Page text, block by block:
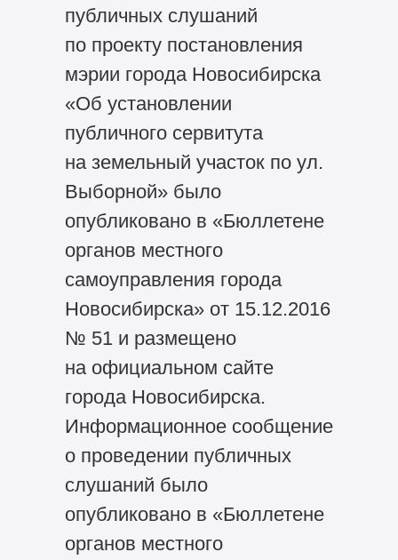
публичных слушаний
по проекту постановления
мэрии города Новосибирска
«Об установлении
публичного сервитута
на земельный участок по ул.
Выборной» было
опубликовано в «Бюллетене
органов местного
самоуправления города
Новосибирска» от 15.12.2016
№ 51 и размещено
на официальном сайте
города Новосибирска.
Информационное сообщение
о проведении публичных
слушаний было
опубликовано в «Бюллетене
органов местного